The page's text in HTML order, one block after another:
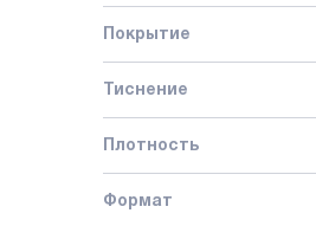
Покрытие
Тиснение
Плотность
Формат